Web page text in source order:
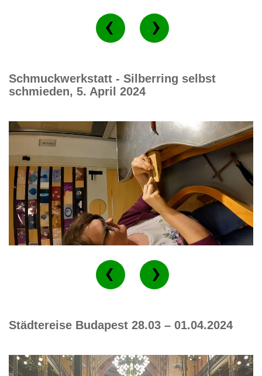
Schmuckwerkstatt - Silberring selbst
schmieden, 5. April 2024
Städtereise Budapest 28.03 – 01.04.2024